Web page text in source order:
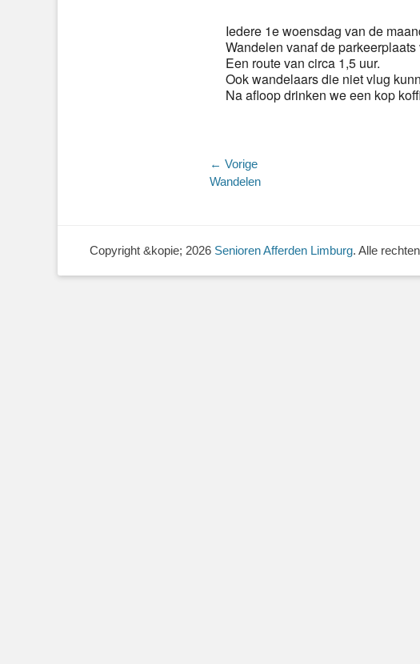
Iedere 1e woensdag van de
Wandelen vanaf de
Een route van circa 1,5 uur.
Ook wandelaars die niet vlug
Na afloop drinken we een kop
Bericht
navigatie
← Vorige
Vorig
Wandelen
Copyright &kopie; 2026 Senioren Afferden Limburg. Alle